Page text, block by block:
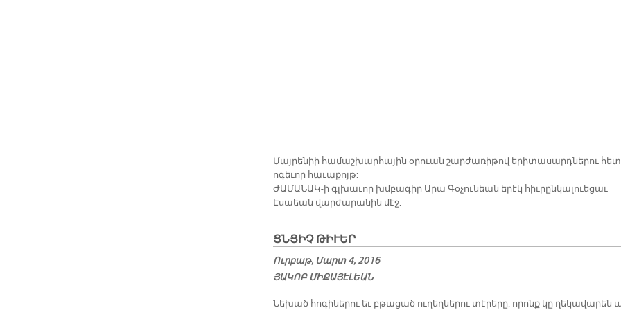
Մայրենիի համաշխարհային օրուան շարժառիթով երիտասարդներու հետ
ոգեւոր հաւաքոյթ:
ԺԱՄԱՆԱԿ-ի գլխաւոր խմբագիր Արա Գօչունեան երէկ հիւրընկալուեցաւ
Էսաեան վարժարանին մէջ:
ՑՆՑԻՉ ԹԻ­ՒԵՐ
Ուրբաթ, Մարտ 4, 2016
ՅԱԿՈԲ ՄԻՔԱՅԷԼԵԱՆ
Նե­խած հո­գի­նե­րու եւ բթա­ցած ու­ղեղ­նե­րու տէ­րե­րը, ո­րոնք կը ղե­կա­վա­րեն